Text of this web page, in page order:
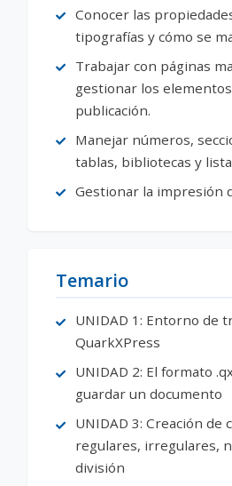
Conocer las
tipografías y cómo se
Trabajar con páginas
gestionar los
publicación.
Manejar números,
tablas, bibliotecas y
Gestionar la impresión
Temario
UNIDAD 1: Entorno de
QuarkXPress
UNIDAD 2: El formato
guardar un documento
UNIDAD 3: Creación de
regulares, irregulares,
división